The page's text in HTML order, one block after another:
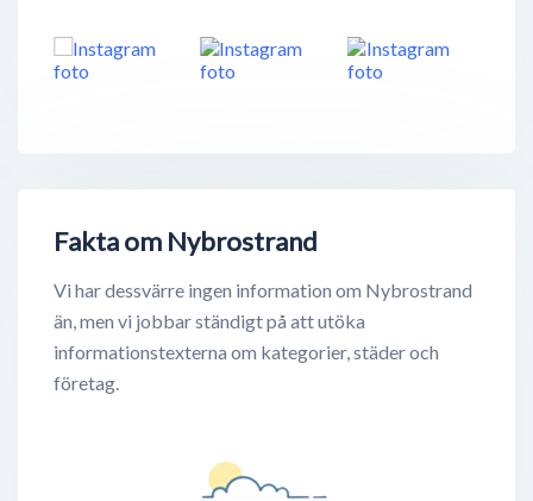
Fakta om Nybrostrand
Vi har dessvärre ingen information om Nybrostrand
än, men vi jobbar ständigt på att utöka
informationstexterna om kategorier, städer och
företag.